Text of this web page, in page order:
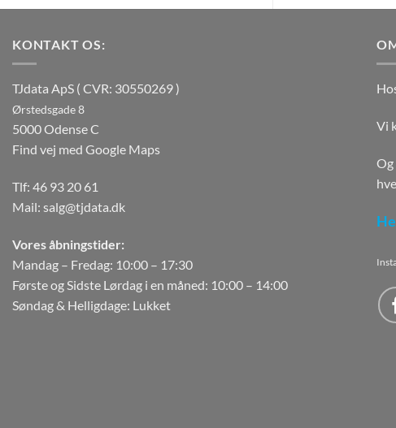
KONTAKT OS:
TJdata ApS ( CVR: 30550269 )
Ørstedsgade 8
5000 Odense C
Find vej med Google Maps
Tlf: 46 93 20 61
Mail: salg@tjdata.dk
Vores åbningstider:
Mandag – Fredag: 10:00 – 17:30
Første og Sidste Lørdag i en måned: 10:00 – 14:00
Søndag & Helligdage: Lukket
Vi
Og